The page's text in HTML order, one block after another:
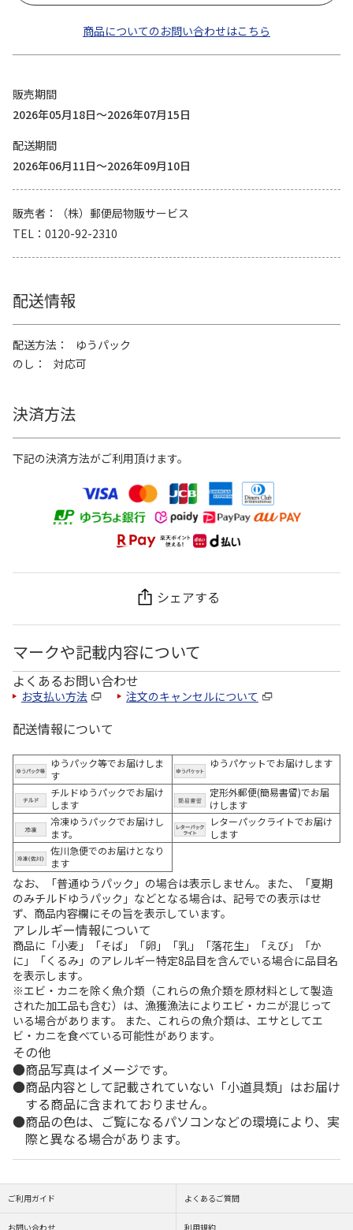
商品についてのお問い合わせはこちら
販売期間
2026年05月18日～2026年07月15日
配送期間
2026年06月11日～2026年09月10日
販売者
（株）郵便局物販サービス
TEL
0120-92-2310
配送情報
配送方法
ゆうパック
のし
対応可
決済方法
下記の決済方法がご利用頂けます。
シェアする
マークや記載内容について
よくあるお問い合わせ
お支払い方法 注文のキャンセルについて
配送情報について
ゆうパック等でお届けしま
す
ゆうパケットでお届けします
チルドゆうパックでお届け
します
定形外郵便(簡易書留)でお届
けします
冷凍ゆうパックでお届けし
ます。
レターパックライトでお届け
します
佐川急便でのお届けとなり
ます
なお、「普通ゆうパック」の場合は表示しません。また、「夏期
のみチルドゆうパック」などとなる場合は、記号での表示はせ
ず、商品内容欄にその旨を表示しています。
アレルギー情報について
商品に「小麦」「そば」「卵」「乳」「落花生」「えび」「か
に」「くるみ」のアレルギー特定8品目を含んでいる場合に品目名
を表示します。
※エビ・カニを除く魚介類（これらの魚介類を原材料として製造
された加工品も含む）は、漁獲漁法によりエビ・カニが混じって
いる場合があります。 また、これらの魚介類は、エサとしてエ
ビ・カニを食べている可能性があります。
その他
商品写真はイメージです。
商品内容として記載されていない「小道具類」はお届け
する商品に含まれておりません。
商品の色は、ご覧になるパソコンなどの環境により、実
際と異なる場合があります。
ご利用ガイド よくあるご質問
お問い合わせ 利用規約